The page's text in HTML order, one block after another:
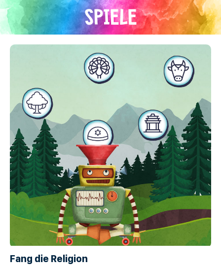
Direkt
zum
Inhalt
SPIELE
Fang die Religion